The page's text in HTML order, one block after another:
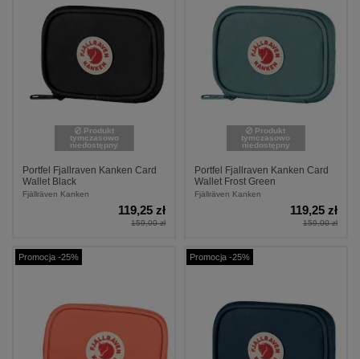
Produkt
tymczasowo
niedostępny
Portfel Fjallraven Kanken Card
Wallet Black
Fjällräven Kanken
119,25 zł
159,00 zł
Produkt
tymczasowo
niedostępny
Portfel Fjallraven Kanken Card
Wallet Frost Green
Fjällräven Kanken
119,25 zł
159,00 zł
Promocja -25% Promocja -25%